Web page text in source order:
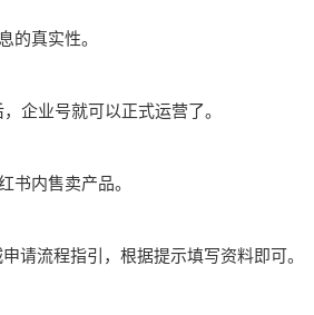
的真实性。
企业号就可以正式运营了。
书内售卖产品。
请流程指引，根据提示填写资料即可。